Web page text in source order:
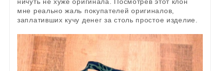
мне реально жаль покупателей оригиналов,
заплативших кучу денег за столь простое изделие.